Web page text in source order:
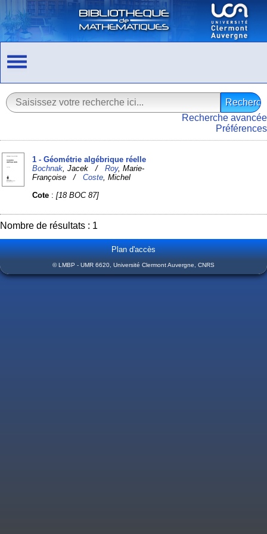
Recherche avancée
Préférences
1 - Géométrie algébrique réelle
Bochnak , Jacek /Roy, Marie-
Françoise /Coste , Michel
Cote :[18 BOC 87]
Nombre de résultats : 1
Plan d'accès
© LMBP - UMR 6620, Université Clermont Auvergne, CNRS